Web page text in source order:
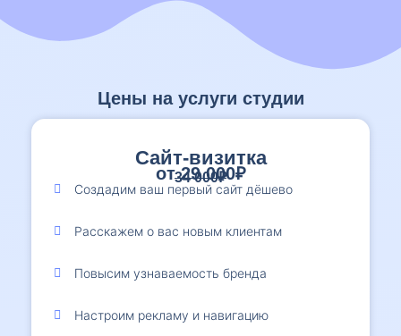
Цены на услуги студии
Сайт-визитка
от 29 000₽
34 000₽
Создадим ваш первый сайт дёшево
Расскажем о вас новым клиентам
Повысим узнаваемость бренда
Настроим рекламу и навигацию